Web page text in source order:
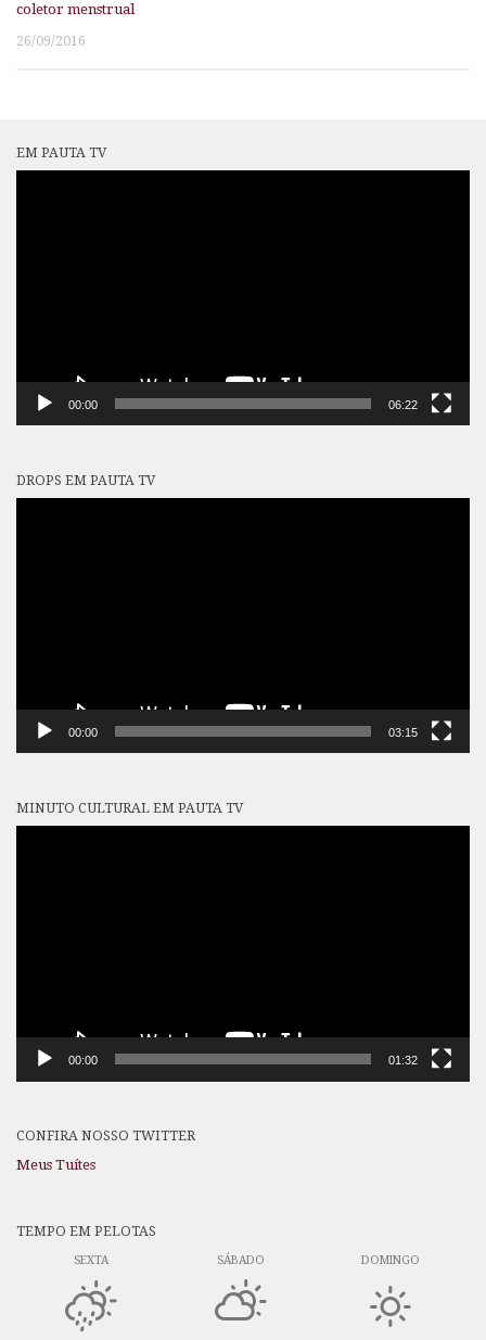
coletor menstrual
26/09/2016
EM PAUTA TV
00:00 06:22
DROPS EM PAUTA TV
00:00 03:15
MINUTO CULTURAL EM PAUTA TV
00:00 01:32
CONFIRA NOSSO TWITTER
Meus Tuítes
TEMPO EM PELOTAS
SEXTA SÁBADO DOMINGO